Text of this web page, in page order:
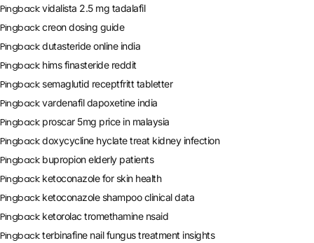
Pingback:vidalista 2.5 mg tadalafil
Pingback:creon dosing guide
Pingback:dutasteride online india
Pingback: hims finasteride reddit
Pingback: semaglutid receptfritt tabletter
Pingback:vardenafil dapoxetine india
Pingback: proscar 5mg price in malaysia
Pingback:doxycycline hyclate treat kidney infection
Pingback: bupropion elderly patients
Pingback: ketoconazole for skin health
Pingback: ketoconazole shampoo clinical data
Pingback: ketorolac tromethamine nsaid
Pingback:terbinafine nail fungus treatment insights